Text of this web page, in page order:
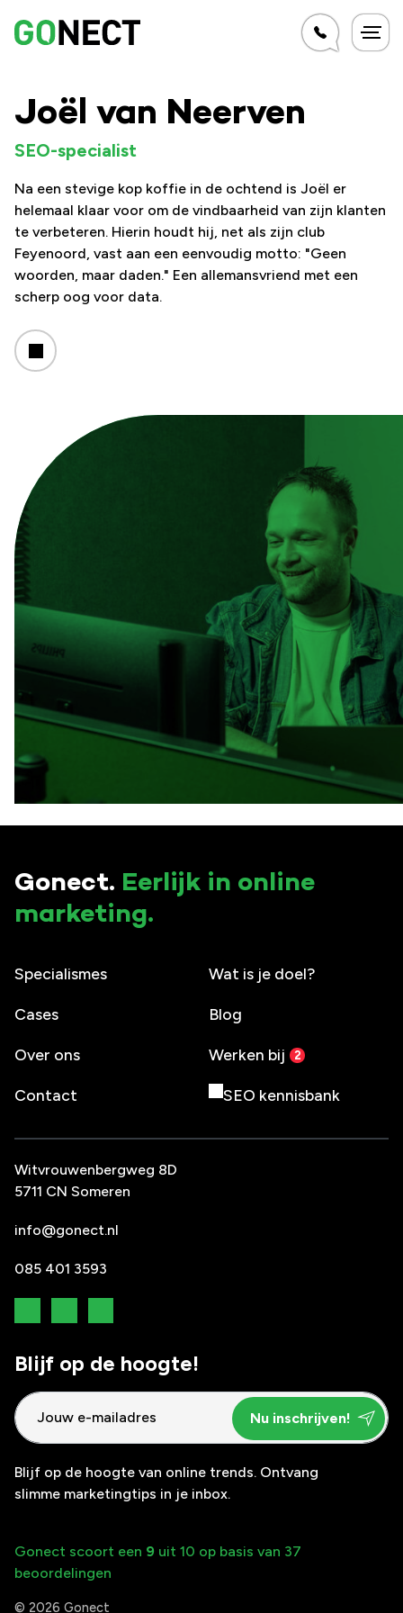
Joël van Neerven
SEO-specialist
Na een stevige kop koffie in de ochtend is Joël er
helemaal klaar voor om de vindbaarheid van zijn klanten
te verbeteren. Hierin houdt hij, net als zijn club
Feyenoord, vast aan een eenvoudig motto: "Geen
woorden, maar daden." Een allemansvriend met een
scherp oog voor data.
Gonect. Eerlijk in online
marketing.
Specialismes Wat is je doel?
Cases Blog
Over ons Werken bij
Contact SEO kennisbank
Witvrouwenbergweg 8D
5711 CN Someren
info@gonect.nl
085 401 3593
Blijf op de hoogte van online trends. Ontvang
slimme marketingtips in je inbox.
Blijf op de hoogte!
© 2026 Gonect
Gonect scoort een 9 uit 10 op basis van 37
beoordelingen